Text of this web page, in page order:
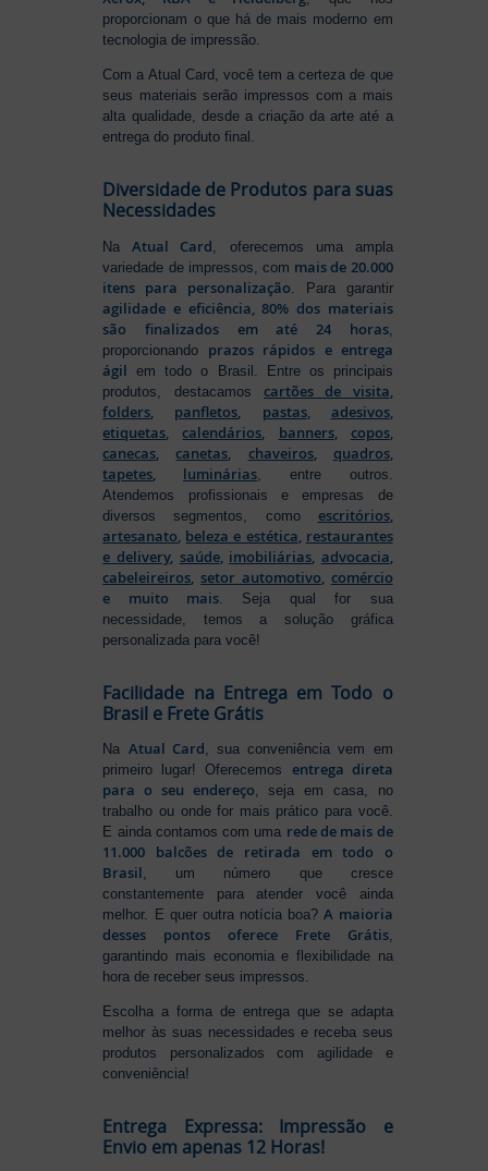
proporcionam o que há de mais moderno em
tecnologia de impressão.
Com a Atual Card, você tem a certeza de que
seus materiais serão impressos com a mais
alta qualidade, desde a criação da arte até a
entrega do produto final.
Diversidade de Produtos para suas
Necessidades
NaAtual Card , oferecemos uma ampla
variedade de impressos, com mais de 20.000
itens para personalização . Para garantir
agilidade e eficiência, 80% dos materiais
são finalizados em até 24 horas,
proporcionando prazos rápidos e entrega
ágil em todo o Brasil. Entre os principais
produtos, destacamos cartões de visita,
folders, panfletos, pastas, adesivos,
etiquetas,calendários, banners, copos,
canecas,canetas, chaveiros, quadros,
tapetes, luminárias , entre outros.
Atendemos profissionais e empresas de
diversos segmentos, como escritórios,
artesanato, beleza e estética, restaurantes
e delivery, saúde, imobiliárias, advocacia,
cabeleireiros, setor automotivo, comércio
e muito mais . Seja qual for sua
necessidade, temos a solução gráfica
personalizada para você!
Facilidade na Entrega em Todo o
Brasil e Frete Grátis
Na Atual Card, sua conveniência vem em
primeiro lugar! Oferecemos entrega direta
para o seu endereço, seja em casa, no
trabalho ou onde for mais prático para você.
E ainda contamos com uma rede de mais de
11.000 balcões de retirada em todo o
Brasil, um número que cresce
constantemente para atender você ainda
melhor. E quer outra notícia boa?A maioria
desses pontos oferece Frete Grátis,
garantindo mais economia e flexibilidade na
hora de receber seus impressos.
Escolha a forma de entrega que se adapta
melhor às suas necessidades e receba seus
produtos personalizados com agilidade e
conveniência!
Entrega Expressa: Impressão e
Envio em apenas 12 Horas!